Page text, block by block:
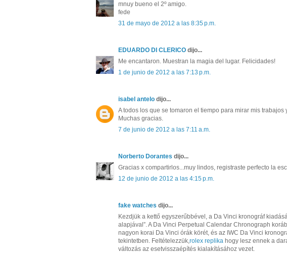
mnuy bueno el 2º amigo.
fede
31 de mayo de 2012 a las 8:35 p.m.
EDUARDO DI CLERICO dijo...
Me encantaron. Muestran la magia del lugar. Felicidades!
1 de junio de 2012 a las 7:13 p.m.
isabel antelo dijo...
A todos los que se tomaron el tiempo para mirar mis
Muchas gracias.
7 de junio de 2012 a las 7:11 a.m.
Norberto Dorantes dijo...
Gracias x compartirlos...muy lindos, registraste perfecto la
12 de junio de 2012 a las 4:15 p.m.
fake watches dijo...
Kezdjük a kettő egyszerűbbével, a Da Vinci kronográf
alapjával”. A Da Vinci Perpetual Calendar Chronograph
nagyon korai Da Vinci órák körét, és az IWC Da Vinci
tekintetben. Feltételezzük,rolex replika hogy lesz ennek a
változás az esetvisszaépítés kialakításához vezet.